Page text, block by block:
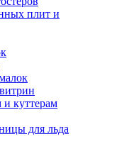
плит и
и куттерам
для льда